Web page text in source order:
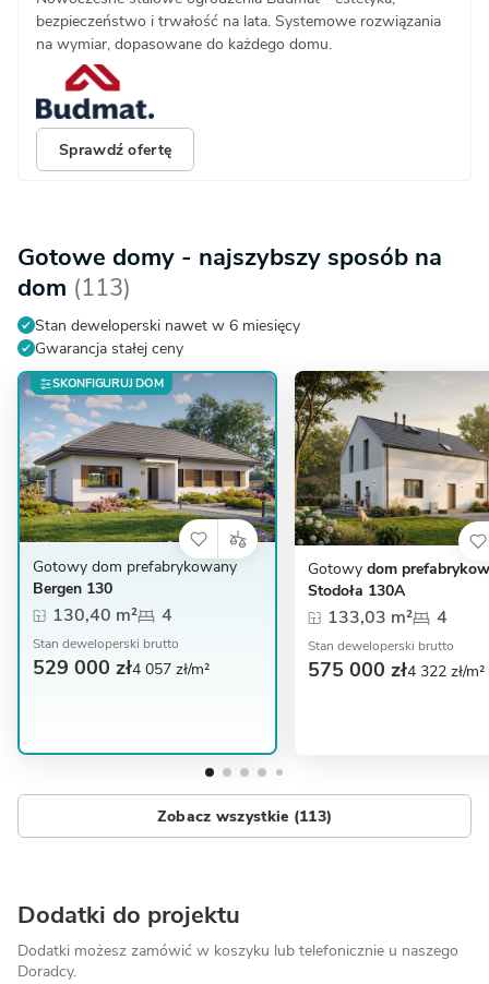
bezpieczeństwo i trwałość na lata. Systemowe rozwiązania
na wymiar, dopasowane do każdego domu.
Sprawdź ofertę
Gotowe domy - najszybszy sposób na
dom (113)
Stan deweloperski nawet w 6 miesięcy
Gwarancja stałej ceny
SKONFIGURUJ DOM
Gotowy dom prefabrykowany
Bergen 130
130,40 m² 4
Stan deweloperski brutto
529 000 zł4 057 zł/m²
Gotowy dom
Stodoła 130A
133,03 m² 4
Stan deweloperski brutto
575 000 zł4 322 zł/m²
Zobacz wszystkie (113)
Dodatki do projektu
Dodatki możesz zamówić w koszyku lub telefonicznie u naszego
Doradcy.